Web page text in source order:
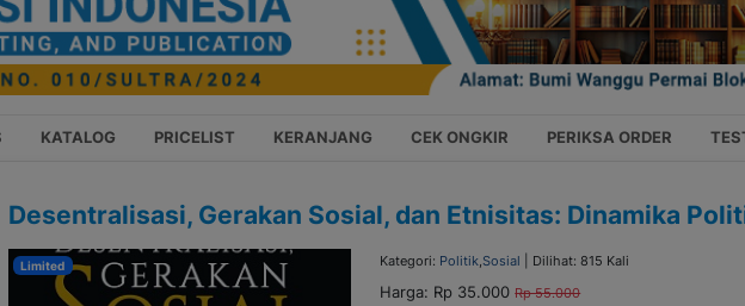
KATALOG PRICELIST KERANJANG CEK ONGKIR PERIKSA ORDER
Desentralisasi, Gerakan Sosial, dan Etnisitas: Dinamika
Limited Kategori: Politik,Sosial | Dilihat: 815 Kali
Harga: Rp 35.000 Rp 55.000